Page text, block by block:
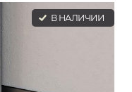
В НАЛИЧИИ